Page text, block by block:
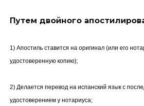
Путем двойного
1) Апостиль ставится на оригинал (или его
удостоверенную копию);
2) Делается перевод на испанский язык с
удостоверением у нотариуса;